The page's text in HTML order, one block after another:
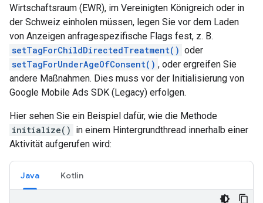
Wirtschaftsraum (EWR), im Vereinigten Königreich oder in
der Schweiz einholen müssen, legen Sie vor dem Laden
von Anzeigen anfragespezifische Flags fest, z. B.
setTagForChildDirectedTreatment() oder
setTagForUnderAgeOfConsent() , oder ergreifen Sie
andere Maßnahmen. Dies muss vor der Initialisierung von
Google Mobile Ads SDK (Legacy) erfolgen.
Hier sehen Sie ein Beispiel dafür, wie die Methode
initialize() in einem Hintergrundthread innerhalb einer
Aktivität aufgerufen wird:
Java Kotlin